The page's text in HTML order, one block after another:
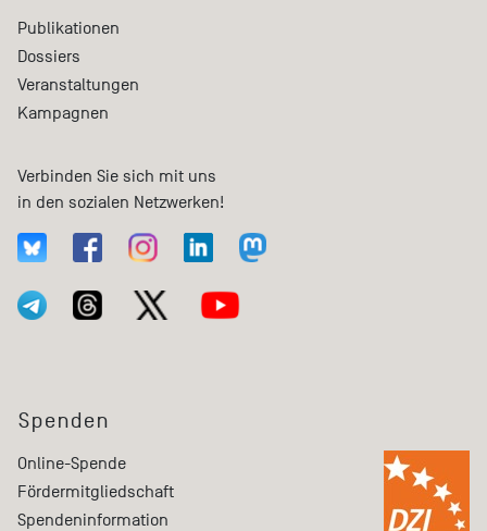
Publikationen
Dossiers
Veranstaltungen
Kampagnen
Verbinden Sie sich mit uns
in den sozialen Netzwerken!
Spenden
Online-Spende
Fördermitgliedschaft
Spendeninformation